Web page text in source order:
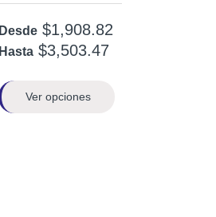
Desde $1,908.82
Hasta $3,503.47
Ver opciones